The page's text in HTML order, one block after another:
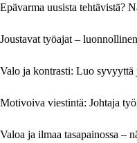
Epävarma uusista tehtävistä?
Joustavat työajat –
Valo ja kontrasti: Luo syvyyttä
Motivoiva viestintä: Johtaja
Valoa ja ilmaa tasapainossa –